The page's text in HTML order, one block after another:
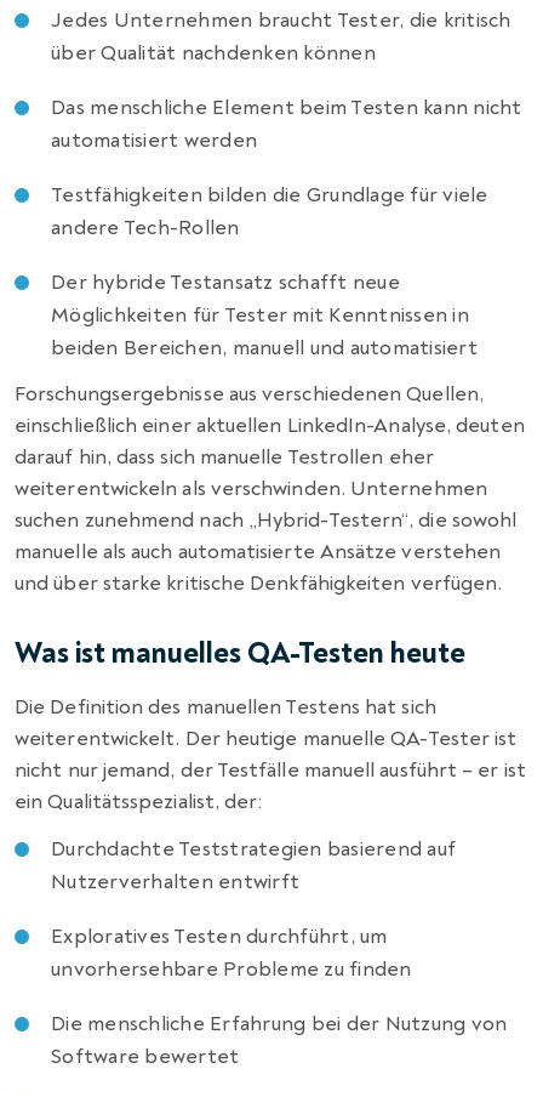
Jedes Unternehmen braucht Tester, die kritisch
über Qualität nachdenken können
Das menschliche Element beim Testen kann nicht
automatisiert werden
Testfähigkeiten bilden die Grundlage für viele
andere Tech-Rollen
Der hybride Testansatz schafft neue
Möglichkeiten für Tester mit Kenntnissen in
beiden Bereichen, manuell und automatisiert
Forschungsergebnisse aus verschiedenen Quellen,
einschließlich einer aktuellen LinkedIn-Analyse, deuten
darauf hin, dass sich manuelle Testrollen eher
weiterentwickeln als verschwinden. Unternehmen
suchen zunehmend nach „Hybrid-Testern“, die sowohl
manuelle als auch automatisierte Ansätze verstehen
und über starke kritische Denkfähigkeiten verfügen.
Was ist manuelles QA-Testen heute
Die Definition des manuellen Testens hat sich
weiterentwickelt. Der heutige manuelle QA-Tester ist
nicht nur jemand, der Testfälle manuell ausführt – er ist
ein Qualitätsspezialist, der:
Durchdachte Teststrategien basierend auf
Nutzerverhalten entwirft
Exploratives Testen durchführt, um
unvorhersehbare Probleme zu finden
Die menschliche Erfahrung bei der Nutzung von
Software bewertet